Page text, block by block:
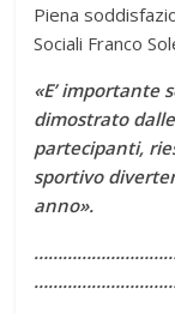
Piena
Sociali Franco
«E’ importante
dimostrato
partecipanti,
sportivo
anno».